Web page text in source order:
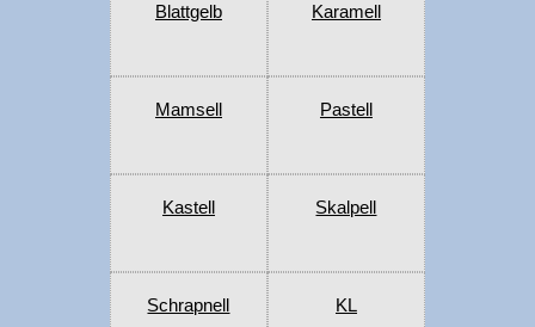
Blattgelb Karamell
Mamsell Pastell
Kastell Skalpell
Schrapnell KL